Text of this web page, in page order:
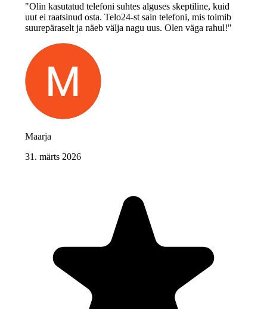
"Olin kasutatud telefoni suhtes alguses skeptiline, kuid
uut ei raatsinud osta. Telo24-st sain telefoni, mis toimib
suurepäraselt ja näeb välja nagu uus. Olen väga rahul!"
Maarja
31. märts 2026